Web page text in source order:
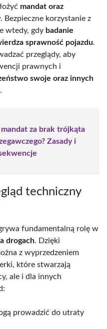
mandat oraz
. Bezpieczne korzystanie z
wtedy, gdy badanie
sprawność pojazdu.
przeglądy, aby
prawnych i
swoje oraz innych
.
za brak trójkąta
Zasady i
techniczny
fundamentalną rolę w
drogach. Dzięki
z wyprzedzeniem
które stwarzają
ale i dla innych
prowadzić do utraty